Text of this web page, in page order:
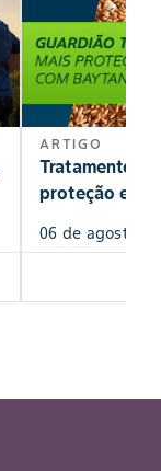
ARTIGO
Tratamento
proteção
06 de agosto